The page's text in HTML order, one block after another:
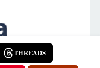
THREADS